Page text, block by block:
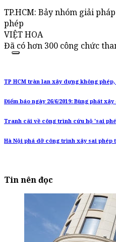
TP.HCM: Bảy nhóm giải
phép
VIỆT HOA
Đã có hơn 300 công chức
TP HCM tràn lan xây dựng không
Điểm báo ngày 26/6/2019: Bùng phát
Tranh cãi về công trình cứu hộ 'sai
Hà Nội phá dỡ công trình xây sai phép
Tin nên đọc